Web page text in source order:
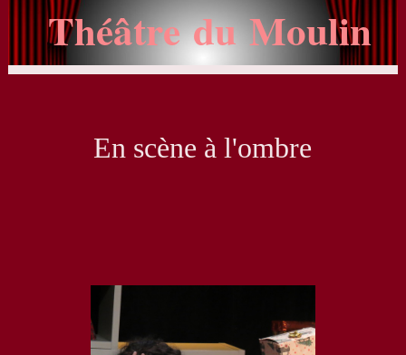
Théâtre du Moulin
En scène à l'ombre